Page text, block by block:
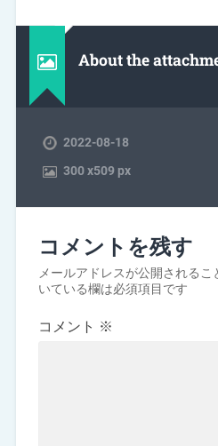
About the
2022-08-18
300x509 px
コメントを残す
メールアドレスが公開されるこ
いている欄は必須項目です
コメント ※